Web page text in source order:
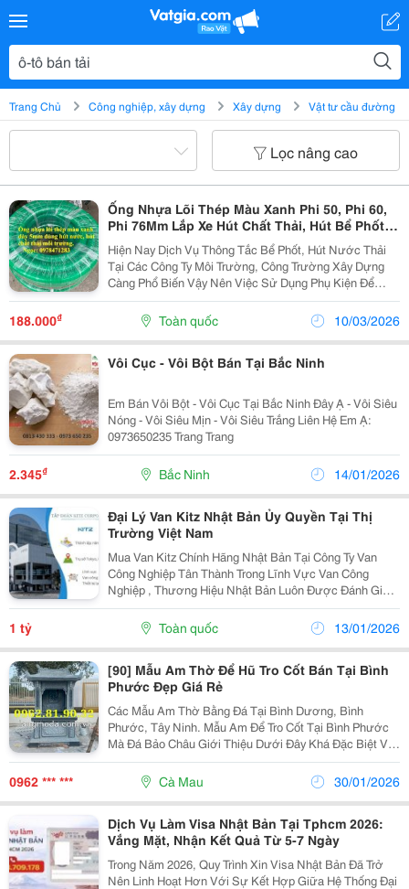
Trang Chủ Công nghiệp, xây dựng Xây dựng Vật tư cầu đường
Lọc nâng cao
Ống Nhựa Lõi Thép Màu Xanh Phi 50, Phi 60,
Phi 76Mm Lắp Xe Hút Chất Thải, Hút Bể Phốt,
Hút Hầm Cầu.
Hiện Nay Dịch Vụ Thông Tắc Bể Phốt, Hút Nước Thải
Tại Các Công Ty Môi Trường, Công Trường Xây Dựng
Càng Phổ Biến Vậy Nên Việc Sử Dụng Phụ Kiện Để
Thực Hiện Quá Trình Hút Chất Thải, Chất Bẩn Tại Bể
Phốt Và Hệ Thống Nước Thải Ngày Càng Được Sử
Dụng...
188.000₫ Toàn quốc 10/03/2026
Vôi Cục - Vôi Bột Bán Tại Bắc Ninh
Em Bán Vôi Bột - Vôi Cục Tại Bắc Ninh Đây Ạ - Vôi Siêu
Nóng - Vôi Siêu Mịn - Vôi Siêu Trắng Liên Hệ Em Ạ:
0973650235 Trang Trang
2.345₫ Bắc Ninh 14/01/2026
Đại Lý Van Kitz Nhật Bản Ủy Quyền Tại Thị
Trường Việt Nam
Mua Van Kitz Chính Hãng Nhật Bản Tại Công Ty Van
Công Nghiệp Tân Thành Trong Lĩnh Vực Van Công
Nghiệp , Thương Hiệu Nhật Bản Luôn Được Đánh Giá
Cao Về Chất Lượng, Độ Bền, Hiệu Suất Và Sự Ổn Định
Khi Hoạt Động Trong Điều Kiện Khắc Nghiệt. Trong
1 tỷ Toàn quốc 13/01/2026
[90] Mẫu Am Thờ Để Hũ Tro Cốt Bán Tại Bình
Phước Đẹp Giá Rẻ
Các Mẫu Am Thờ Bằng Đá Tại Bình Dương, Bình
Phước, Tây Ninh. Mẫu Am Để Tro Cốt Tại Bình Phước
Mà Đá Bảo Châu Giới Thiệu Dưới Đây Khá Đặc Biệt Với
Mẫu Mã Đẹp, Độc Đáo Và Chuẩn Phong Thủy Được Chế
Tác Và Lắp Đặt Tại Bình Dương, Bình Phước, Tây
Ninh,...
0962 *** *** Cà Mau 30/01/2026
Dịch Vụ Làm Visa Nhật Bản Tại Tphcm 2026:
Vắng Mặt, Nhận Kết Quả Từ 5-7 Ngày
Trong Năm 2026, Quy Trình Xin Visa Nhật Bản Đã Trở
Nên Linh Hoạt Hơn Với Sự Kết Hợp Giữa Hệ Thống Đại